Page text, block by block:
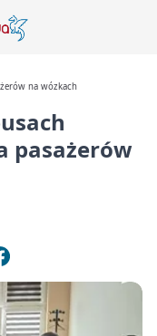
na wózkach
pasażerów